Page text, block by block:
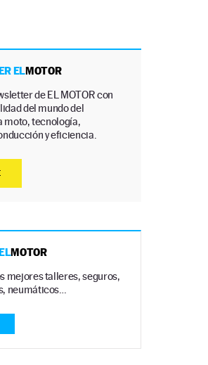
ELMOTOR
de EL MOTOR con
del mundo del
moto, tecnología,
y eficiencia.
MOTOR
mejores talleres, seguros,
neumáticos…